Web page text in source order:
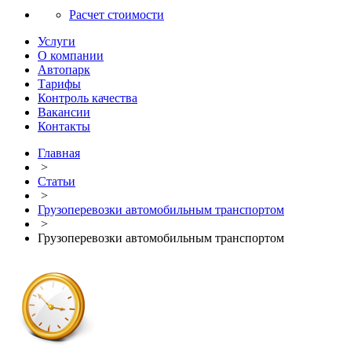
Расчет стоимости
Услуги
О компании
Автопарк
Тарифы
Контроль качества
Вакансии
Контакты
Главная
>
Статьи
>
Грузоперевозки автомобильным транспортом
>
Грузоперевозки автомобильным транспортом